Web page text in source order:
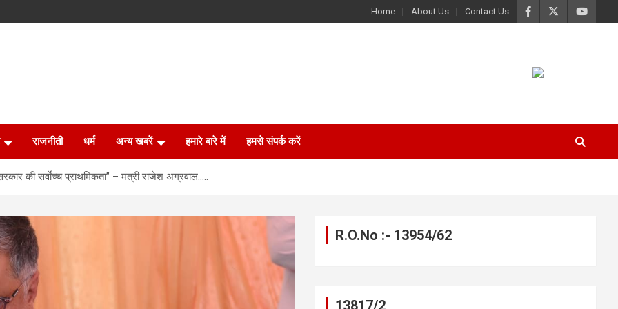
Home About Us Contact Us
राजनीती धर्म अन्य खबरें हमारे बारे में हमसे संपर्क करें
की सर्वाेच्च प्राथमिकता” – मंत्री राजेश अग्रवाल…..
R.O.No :- 13954/62
13817/2